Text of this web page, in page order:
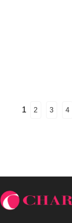
1 2 3 4